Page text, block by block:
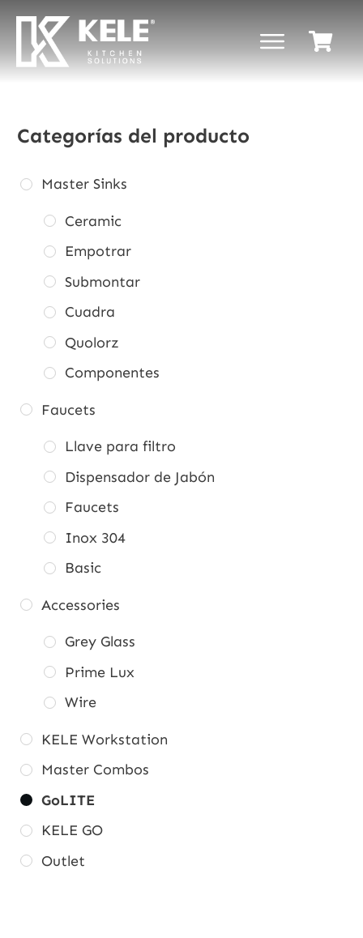
Categorías del producto
Master Sinks
Ceramic
Empotrar
Submontar
Cuadra
Quolorz
Componentes
Faucets
Llave para filtro
Dispensador de Jabón
Faucets
Inox 304
Basic
Accessories
Grey Glass
Prime Lux
Wire
KELE Workstation
Master Combos
GoLITE
KELE GO
Outlet